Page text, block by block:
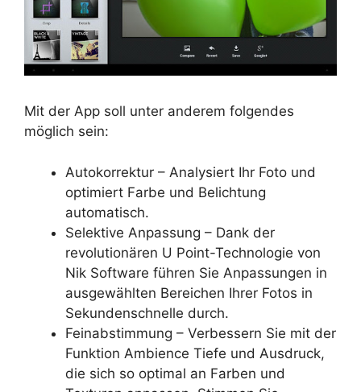
Mit der App soll unter anderem folgendes
möglich sein:
Autokorrektur – Analysiert Ihr Foto und
optimiert Farbe und Belichtung
automatisch.
Selektive Anpassung – Dank der
revolutionären U Point-Technologie von
Nik Software führen Sie Anpassungen in
ausgewählten Bereichen Ihrer Fotos in
Sekundenschnelle durch.
Feinabstimmung – Verbessern Sie mit der
Funktion Ambience Tiefe und Ausdruck,
die sich so optimal an Farben und